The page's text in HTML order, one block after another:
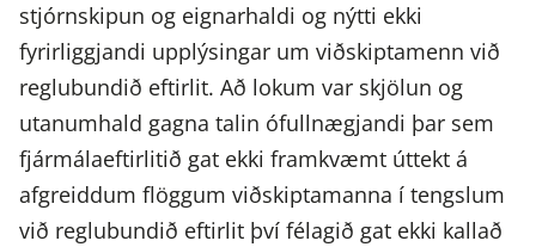
stjórnskipun og eignarhaldi og nýtti ekki
fyrirliggjandi upplýsingar um viðskiptamenn við
reglubundið eftirlit. Að lokum var skjölun og
utanumhald gagna talin ófullnægjandi þar sem
fjármálaeftirlitið gat ekki framkvæmt úttekt á
afgreiddum flöggum viðskiptamanna í tengslum
við reglubundið eftirlit því félagið gat ekki kallað